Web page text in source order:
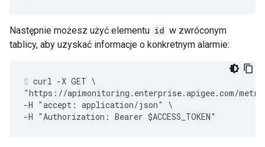
Następnie możesz użyć elementu id w zwróconym
tablicy, aby uzyskać informacje o konkretnym alarmie:
curl -X GET \
"https://apimonitoring.enterprise.apigee.com/
-H "accept: application/json" \